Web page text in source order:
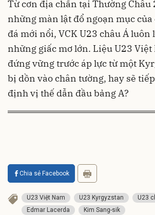
Từ cơn địa chấn tại Thường Châu
những màn lật đổ ngoạn mục
đá mới nổi, VCK U23 châu Á luôn
những giấc mơ lớn. Liệu U23 Việt
đứng vững trước áp lực từ một
bị dồn vào chân tường, hay sẽ
định vị thế dẫn đầu bảng A?
Chia sẻ Facebook
U23 Việt Nam U23 Kyrgyzstan
U23
Edmar Lacerda
Kim Sang-sik